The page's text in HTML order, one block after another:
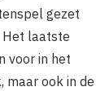
gezet
Het laatste
voor in het
maar ook in de